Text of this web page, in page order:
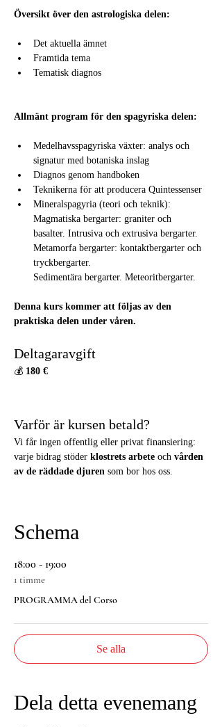
Översikt över den astrologiska delen:
Det aktuella ämnet
Framtida tema
Tematisk diagnos
Allmänt program för den spagyriska delen:
Medelhavsspagyriska växter: analys och
signatur med botaniska inslag
Diagnos genom handboken
Teknikerna för att producera Quintessenser
Mineralspagyria (teori och teknik):
Magmatiska bergarter: graniter och
basalter. Intrusiva och extrusiva bergarter.
Metamorfa bergarter: kontaktbergarter och
tryckbergarter.
Sedimentära bergarter. Meteoritbergarter.
Denna kurs kommer att följas av den
praktiska delen under våren.
Deltagaravgift
💰 180 €
Varför är kursen betald?
Vi får ingen offentlig eller privat finansiering:
varje bidrag stöder klostrets arbete och vården
av de räddade djuren som bor hos oss.
Schema
18:00 - 19:00
1 timme
PROGRAMMA del Corso
Se alla
Dela detta evenemang